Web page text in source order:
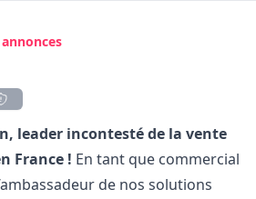
leader incontesté de la vente
France ! En tant que commercial
de nos solutions